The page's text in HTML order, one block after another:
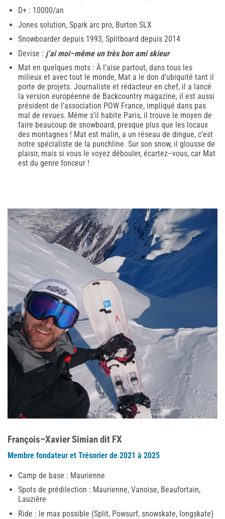
D+ : 10000/an
Jones solution, Spark arc pro, Burton SLX
Snowboarder depuis 1993, Splitboard depuis 2014
Devise : j’ai moi–même un très bon ami skieur
Mat en quelques mots : À l’aise partout, dans tous les
milieux et avec tout le monde, Mat a le don d’ubiquité tant il
porte de projets. Journaliste et rédacteur en chef, il a lancé
la version européenne de Backcountry magazine, il est aussi
président de l’association POW France, impliqué dans pas
mal de revues. Même s’il habite Paris, il trouve le moyen de
faire beaucoup de snowboard, presque plus que les locaux
des montagnes ! Mat est malin, a un réseau de dingue, c’est
notre spécialiste de la punchline. Sur son snow, il glousse de
plaisir, mais si vous le voyez débouler, écartez–vous, car Mat
est du genre fonceur !
François–Xavier Simian dit FX
Membre fondateur et Trésorier de 2021 à 2025
Camp de base : Maurienne
Spots de prédilection : Maurienne, Vanoise, Beaufortain,
Lauzière
Ride : le max possible (Split, Powsurf, snowskate, longskate)